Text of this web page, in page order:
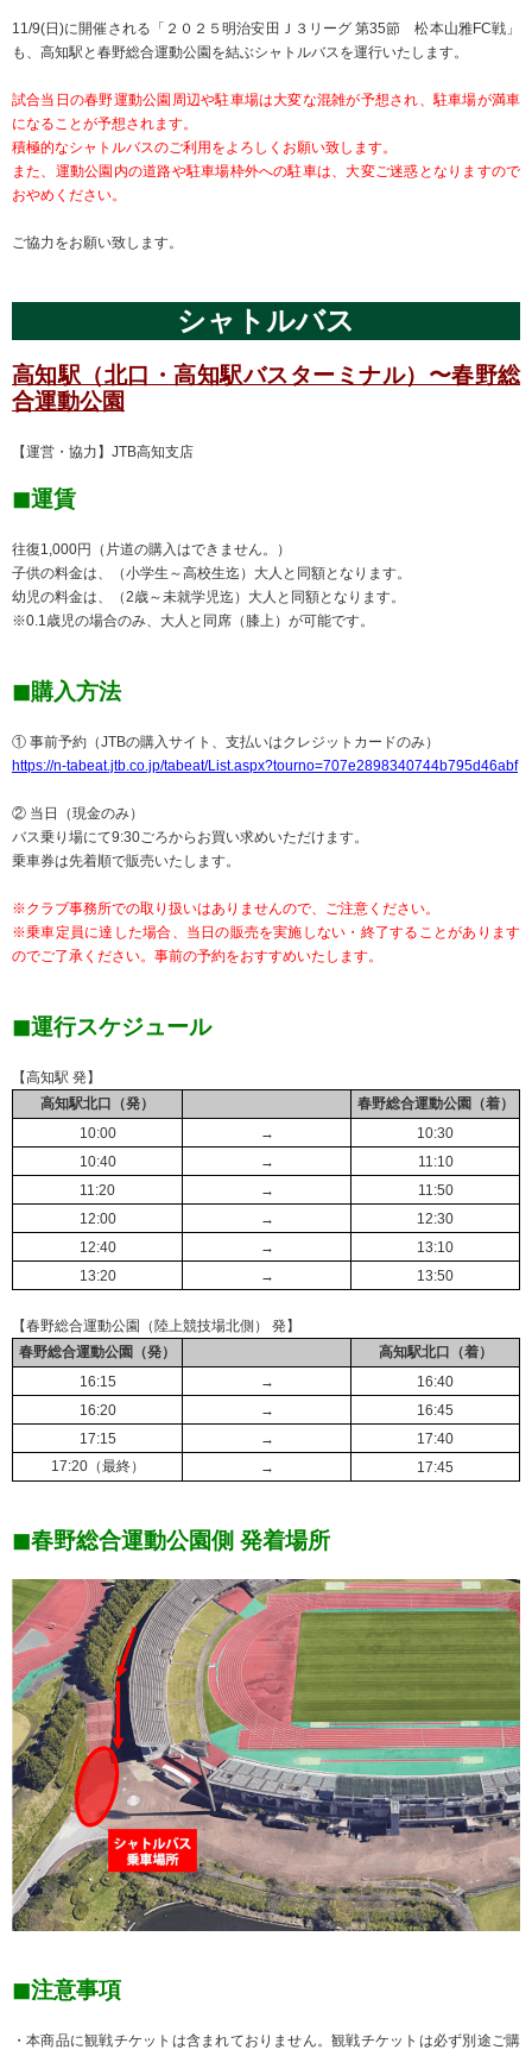
11/9(日)に開催される「２０２５明治安田Ｊ３リーグ 第35節 松本山雅FC戦」
も、高知駅と春野総合運動公園を結ぶシャトルバスを運行いたします。
試合当日の春野運動公園周辺や駐車場は大変な混雑が予想され、駐車場が満車
になることが予想されます。
積極的なシャトルバスのご利用をよろしくお願い致します。
また、運動公園内の道路や駐車場枠外への駐車は、大変ご迷惑となりますので
おやめください。
ご協力をお願い致します。
シャトルバス
高知駅（北口・高知駅バスターミナル）〜春野総
合運動公園
【運営・協力】JTB高知支店
◼︎運賃
往復1,000円（片道の購入はできません。）
子供の料金は、（小学生～高校生迄）大人と同額となります。
幼児の料金は、（2歳～未就学児迄）大人と同額となります。
※0.1歳児の場合のみ、大人と同席（膝上）が可能です。
◼︎購入方法
① 事前予約（JTBの購入サイト、支払いはクレジットカードのみ）
https://n-tabeat.jtb.co.jp/tabeat/List.aspx?tourno=707e2898340744b795d46abf
② 当日（現金のみ）
バス乗り場にて9:30ごろからお買い求めいただけます。
乗車券は先着順で販売いたします。
※クラブ事務所での取り扱いはありませんので、ご注意ください。
※乗車定員に達した場合、当日の販売を実施しない・終了することがあります
のでご了承ください。事前の予約をおすすめいたします。
◼︎運行スケジュール
【高知駅 発】
高知駅北口（発）
春野総合運動公園（着）
10:00
→
10:30
10:40
→
11:10
11:20
→
11:50
12:00
→
12:30
12:40
→
13:10
13:20
→ 13:50
【春野総合運動公園（陸上競技場北側） 発】
春野総合運動公園（発）
高知駅北口（着）
16:15
→
16:40
16:20
→
16:45
17:15
→
17:40
17:20（最終）
→ 17:45
◼︎春野総合運動公園側 発着場所
◼︎注意事項
・本商品に観戦チケットは含まれておりません。観戦チケットは必ず別途ご購